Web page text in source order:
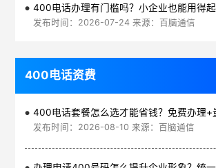
400电话办理有门槛吗？小企业也能用得起
发布时间：2026-07-24 来源：百脑通信
400电话资费
发布时间：2026-08-10 来源：百脑通信